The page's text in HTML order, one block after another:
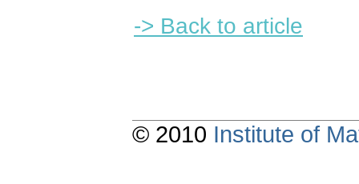
-> Back to article
© 2010 Institute of